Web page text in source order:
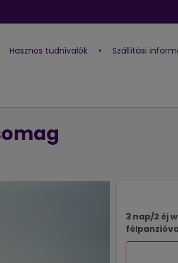
Hasznos tudnivalók • Szállítási
3 nap/2 éj